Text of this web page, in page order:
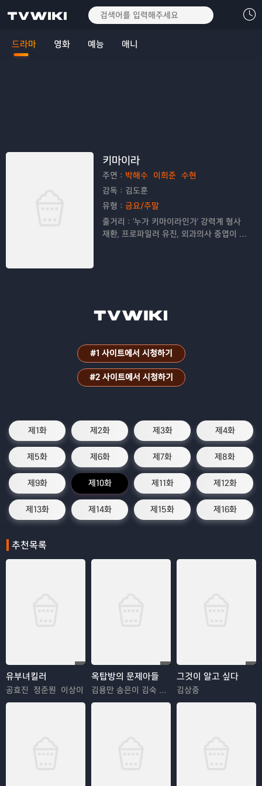
드라마 영화 예능 애니
키마이라
주연： 박해수 이희준 수현
감독： 김도훈
유형： 금요/주말
줄거리： '누가 키마이라인가' 강력계 형사
재환, 프로파일러 유진, 외과의사 중엽이 각
#1 사이트에서 시청하기
#2 사이트에서 시청하기
제1화 제2화 제3화 제4화
제5화 제6화 제7화 제8화
제9화 제10화 제11화 제12화
제13화 제14화 제15화 제16화
추천목록
유부녀킬러
공효진 정준원 이상이
옥탑방의 문제아들
김용만 송은이 김숙 정형돈 민경훈
그것이 알고 싶다
김상중